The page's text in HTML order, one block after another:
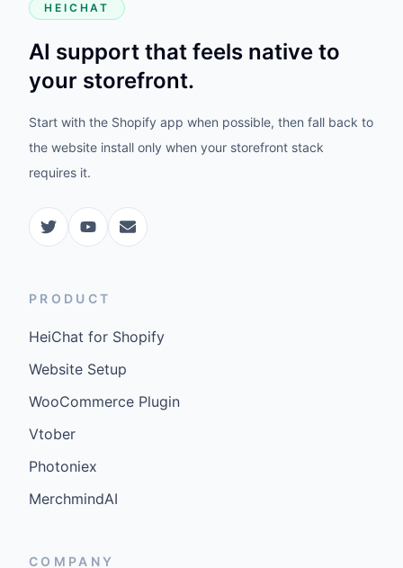
HEICHAT
AI support that feels native to
your storefront.
Start with the Shopify app when possible, then fall back to
the website install only when your storefront stack
requires it.
PRODUCT
HeiChat for Shopify
Website Setup
WooCommerce Plugin
Vtober
Photoniex
MerchmindAI
COMPANY